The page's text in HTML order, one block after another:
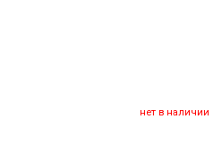
нет в наличии